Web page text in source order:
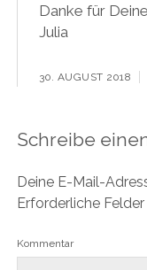
Danke für
Julia
30. AUGUST 2018
Schreibe
Deine E-Mail-
Erforderliche
Kommentar